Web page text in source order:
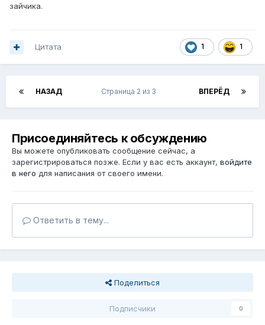
зайчика.
1 1
Цитата
НАЗАД ВПЕРЁД
Страница 2 из 3
Присоединяйтесь к обсуждению
Вы можете опубликовать сообщение сейчас, а
зарегистрироваться позже. Если у вас есть аккаунт, войдите
в него для написания от своего имени.
Ответить в тему...
Поделиться
Подписчики 0